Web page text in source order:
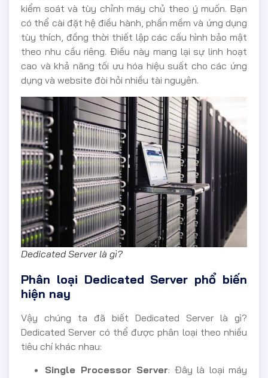
kiểm soát và tùy chỉnh máy chủ theo ý muốn. Bạn
có thể cài đặt hệ điều hành, phần mềm và ứng dụng
tùy thích, đồng thời thiết lập các cấu hình bảo mật
theo nhu cầu riêng. Điều này mang lại sự linh hoạt
cao và khả năng tối ưu hóa hiệu suất cho các ứng
dụng và website đòi hỏi nhiều tài nguyên.
Dedicated Server là gì?
Phân loại Dedicated Server phổ biến
hiện nay
Vậy chúng ta đã biết Dedicated Server là gì?
Dedicated Server có thể được phân loại theo nhiều
tiêu chí khác nhau:
Single Processor Server: Đây là loại máy